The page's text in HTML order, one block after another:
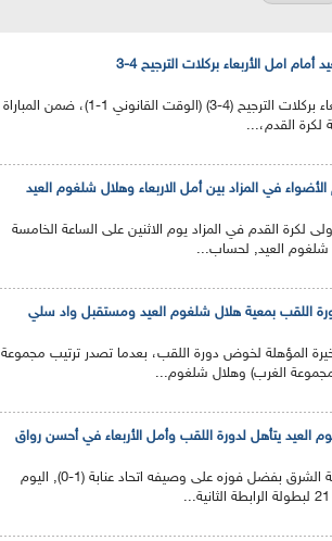
امل الأربعاء بركلات الترجيح 4-3
فاز هلال شلغوم العيد على امل الأربعاء بركلات الترجيح (4-3) (الوقت القانوني 1-1)، ضمن المباراة
لكرة القدم،...
في المزاد بين أمل الاربعاء وهلال شلغوم العيد
لكرة القدم في المزاد يوم الاثنين على الساعة الخامسة
شلغوم العيد, لحساب...
لدورة اللقب بمعية هلال شلغوم العيد ومستقبل واد سلي
المؤهلة لخوض دورة اللقب، بعدما تصدر ترتيب مجموعة
الغرب) وهلال شلغوم...
توج هلال شلغوم العيد بلقب مجموعة الشرق بفضل فوزه على وصيفه اتحاد عنابة (1-0), اليوم